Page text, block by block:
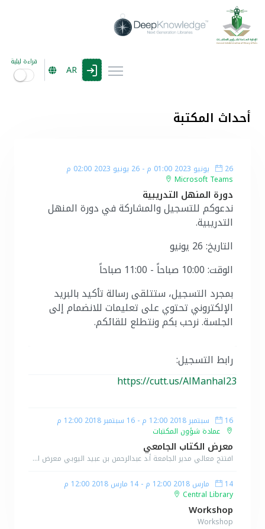
AR
قراءة ليلية
أحداث المكتبة
26 يونيو 2023 01:00 م - 26 يونيو 2023 02:00 م
Microsoft Teams
دورة المنهل التدريبية
ندعوكم للتسجيل والمشاركة في دورة المنهل
التدريبية.
التاريخ: 26 يونيو
الوقت: 10:00 صباحاً - 11:00 صباحاً
بمجرد التسجيل، ستتلقى رسالة تأكيد بالبريد
الإلكتروني تحتوي على تعليمات للانضمام إلى
الجلسة. نرحب بكم ونتطلع للقائكم.
رابط التسجيل:
https://cutt.us/AlManhal23
16 سبتمبر 2018 12:00 م - 16 سبتمبر 2018 12:00 م
عمادة شؤون المكتبات
معرض الكتاب الجامعي
افتتح معالي مدير الجامعة أ.د عبدالرحمن بن عبيد اليوبي معرض الكتاب الجامعي الذي اقامته عمادة شؤون المكتبات بالجامعة خلال الفترة من 2/9/2018م وحتى 20/9/2018م وكان في استقبال معالي مدير الجامعة سعادة أ.د امين نعمان وكيل الجامعة للتطوير وسعادة عميد شؤون المكتبات د. نبيل قمصاني وسعادة وكيل العمادة للتطوير د. غسان النويمي ومستشار العمادة أ.د هشام عباس وبعض منسوبي العمادة. اشتمل المعرض على المقررات الدراسية والكتب والمراجع الدراسية للسنة التحضيرية والمستويات الدراسية الجامعية ومن خلال هذا المعرض تقدم العمادة تخفيضات كبيرة للطلاب وطالبات الجامعة. كما قام معالي المدير بافتتاح البوابة الرقمية لعمادة شؤون المكتبات ديب نوليدج والتي تمكن الباحثين من اجراء بحث استكشافي كامل في مجموعة واسعة من المحتوى الرقمي وعلى منصة بحث واحده. وتتيح البوابة للمستخدمين من اجراء عملية البحث والوصول الى جميع المصادر الإلكترونية وقواعد البيانات العالمية وكما توفر أدوات قياس متكاملة لقياس نسب الاستخدام لقواعد البيانات المختلفة وإصدار التقارير الدورية وكذلك التحكم في إدارة المستفيدين وعملية البحث
14 مارس 2018 12:00 م
- 14 مارس 2018 12:00 م
Central Library
Workshop
Workshop